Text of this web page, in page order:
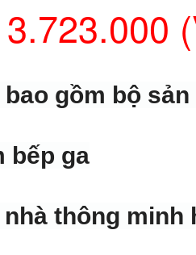
gồm bộ
bếp ga
thông